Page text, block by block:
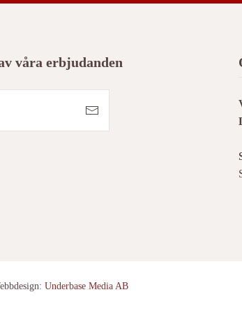
våra erbjudanden
Underbase Media AB